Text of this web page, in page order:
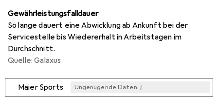
Gewährleistungsfalldauer
So lange dauert eine Abwicklung ab Ankunft bei der
Servicestelle bis Wiedererhalt in Arbeitstagen im
Durchschnitt.
Quelle: Galaxus
Maier Sports Ungenügende Daten i